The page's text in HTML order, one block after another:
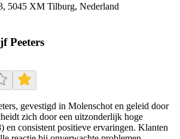
5045 XM Tilburg, Nederland
Peeters
gevestigd in Molenschot en geleid door
zich door een uitzonderlijk hoge
en consistent positieve ervaringen. Klanten